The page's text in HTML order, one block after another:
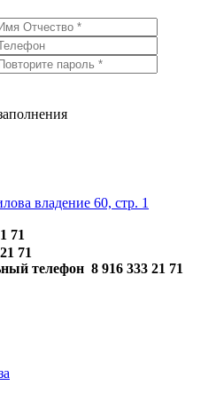
владение 60, стр. 1
71
71
8 916 333 21 71